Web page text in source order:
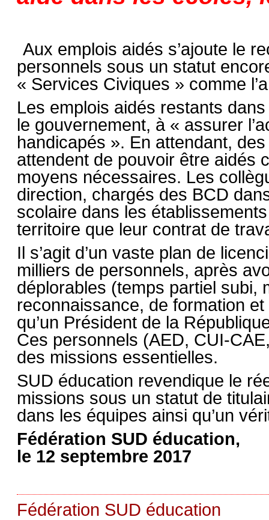
Aux emplois aidés s’ajoute le
personnels sous un statut
« Services Civiques » comme
Les emplois aidés restants
le gouvernement, à « assurer
handicapés ». En attendant,
attendent de pouvoir être aidés
moyens nécessaires. Les
direction, chargés des BCD
scolaire dans les
territoire que leur contrat de
Il s’agit d’un vaste plan de
milliers de personnels, après
déplorables (temps partiel subi,
reconnaissance, de formation
qu’un Président de la
Ces personnels (AED, CUI-
des missions essentielles.
SUD éducation revendique le
missions sous un statut de
dans les équipes ainsi qu’un
Fédération SUD éducation,
le 12 septembre 2017
Fédération SUD éducation